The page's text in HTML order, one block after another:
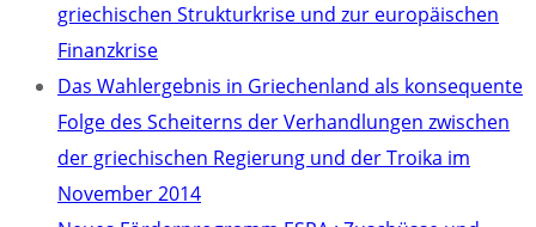
griechischen Strukturkrise und zur europäischen
Finanzkrise
Das Wahlergebnis in Griechenland als konsequente
Folge des Scheiterns der Verhandlungen zwischen
der griechischen Regierung und der Troika im
November 2014